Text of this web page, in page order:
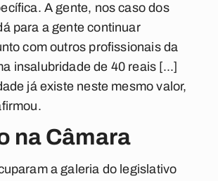
A gente, nos caso dos
para a gente continuar
com outros profissionais da
insalubridade de 40 reais [...]
já existe neste mesmo valor,
na Câmara
a galeria do legislativo